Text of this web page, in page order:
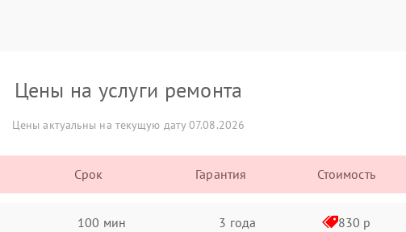
Цены на услуги ремонта
Цены актуальны на текущую дату 07.08.2026
Срок Гарантия Стоимость
100 мин 3 года 830 р